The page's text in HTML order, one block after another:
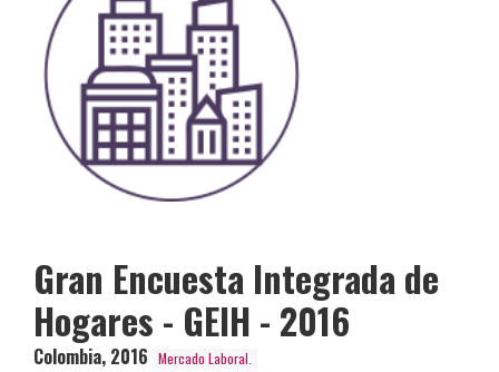
Gran Encuesta Integrada de
Hogares - GEIH - 2016
Colombia, 2016 Mercado Laboral.